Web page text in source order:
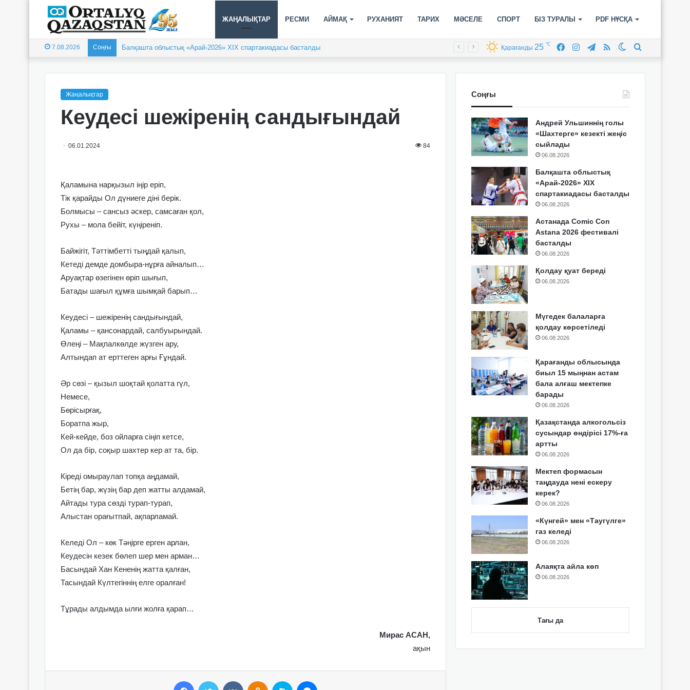
ЖАҢАЛЫҚТАР РЕСМИ АЙМАҚ РУХАНИЯТ ТАРИХ МӘСЕЛЕ СПОРТ БІЗ ТУРАЛЫ PDF НҰСҚА
7.08.2026 Соңғы Балқашта облыстық «Арай-2026» XIX спартакиадасы басталды Switch
RSS
Telegram
Instagram
Facebook
Қарағанды 25 ℃
Жаңалықтар
Кеудесі шежіренің сандығындай
06.01.2024 84
Қаламына нарқызыл іңір еріп,
Тік қарайды Ол дүниеге діні берік.
Болмысы – сансыз әскер, самсаған қол,
Рухы – мола бейіт, күңіреніп.
Байжігіт, Тәттімбетті тыңдай қалып,
Кетеді демде домбыра-нұрға айналып…
Аруақтар өзегінен өріп шығып,
Батады шағыл құмға шымқай барып…
Кеудесі – шежіренің сандығындай,
Қаламы – қансонардай, салбуырындай.
Өлеңі – Мақпалкөлде жүзген ару,
Алтындап ат ерттеген арғы Ғұндай.
Әр сөзі – қызыл шоқтай қолатта гүл,
Немесе,
Бөрісырғақ,
Боратпа жыр,
Кей-кейде, боз ойларға сіңіп кетсе,
Ол да бір, соқыр шахтер кер ат та, бір.
Кіреді омыраулап топқа аңдамай,
Бетің бар, жүзің бар деп жатты алдамай,
Айтады тура сөзді турап-турап,
Алыстан орағытпай, ақпарламай.
Келеді Ол – көк Тәңірге ерген арлан,
Кеудесін кезек бөлеп шер мен арман…
Басындай Хан Кененің жатта қалған,
Тасындай Күлтегіннің елге оралған!
Тұрады алдымда ылғи жолға қарап…
Мирас АСАН,
ақын
Соңғы
Андрей Ульшиннің голы
«Шахтерге» кезекті жеңіс
сыйлады
06.08.2026
Балқашта облыстық
«Арай-2026» XIX
спартакиадасы басталды
06.08.2026
Астанада Comic Con
Astana 2026 фестивалі
басталды
06.08.2026
Қолдау қуат береді
06.08.2026
Мүгедек балаларға
қолдау көрсетіледі
06.08.2026
Қарағанды облысында
биыл 15 мыңнан астам
бала алғаш мектепке
барады
06.08.2026
Қазақстанда алкогольсіз
сусындар өндірісі 17%-ға
артты
06.08.2026
Мектеп формасын
таңдауда нені ескеру
керек?
06.08.2026
«Күнгей» мен «Таугүлге»
газ келеді
06.08.2026
Алаяқта айла көп
06.08.2026
Тағы да